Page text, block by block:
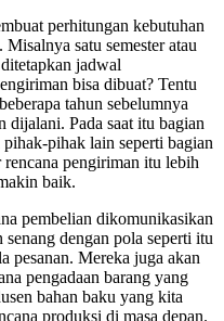
perhitungan kebutuhan
satu semester atau
jadwal
bisa dibuat? Tentu
tahun sebelumnya
dijalani. Pada saat itu bagian
pihak lain seperti bagian
pengiriman itu lebih
baik.
pembelian dikomunikasikan
senang dengan pola seperti itu
pesanan. Mereka juga akan
pengadaan barang yang
bahan baku yang kita
produksi di masa depan.